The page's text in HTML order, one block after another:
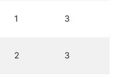
1 3
2 3